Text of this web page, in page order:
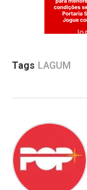
Tags LAGUM